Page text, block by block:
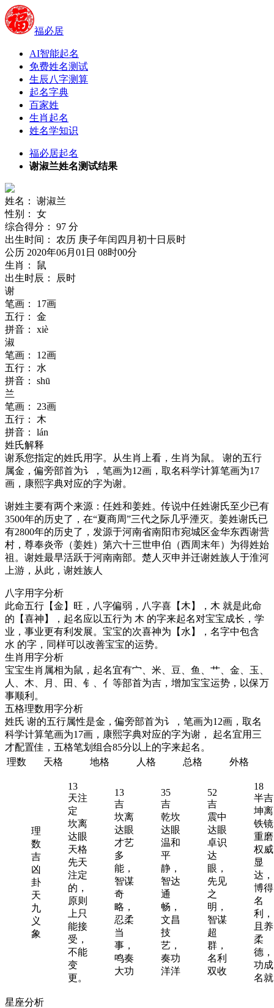
福必居
AI智能起名
免费姓名测试
生辰八字测算
起名字典
百家姓
生肖起名
姓名学知识
福必居起名
谢淑兰姓名测试结果
姓名：
谢淑兰
性别：
女
综合得分：
97 分
出生时间：
农历 庚子年闰四月初十日辰时
公历 2020年06月01日 08时00分
生肖：
鼠
出生时辰：
辰时
谢
笔画：
17画
五行：
金
拼音：
xiè
淑
笔画：
12画
五行：
水
拼音：
shū
兰
笔画：
23画
五行：
木
拼音：
lán
姓氏解释
谢系您指定的姓氏用字。从生肖上看，生肖为鼠。 谢的五行
属金 ，偏旁部首为讠，笔画为12画，取名科学计算笔画为17
画，康熙字典对应的字为谢。
谢姓主要有两个来源：任姓和姜姓。传说中任姓谢氏至少已有
3500年的历史了，在“夏商周”三代之际几乎湮灭。姜姓谢氏已
有2800年的历史了，发源于河南省南阳市宛城区金华东西谢营
村，尊奉炎帝（姜姓）第六十三世申伯（西周末年）为得姓始
祖。谢姓最早活跃于河南南部。楚人灭申并迁谢姓族人于淮河
上游，从此，谢姓族人
八字用字分析
此命五行【金】旺， 八字偏弱 ，八字喜【 木 】， 木 就是此命
的【喜神】，起名应以五行为 木 的字来起名对宝宝成长，学
业，事业更有利发展。宝宝的次喜神为【 水 】，名字中包含
水 的字，同样可以改善宝宝的运势。
生肖用字分析
宝宝生肖属相为鼠，起名宜有宀、米、豆、鱼、艹、金、玉、
人、木、月、田、钅、亻等部首为吉，增加宝宝运势，以保万
事顺利。
五格理数用字分析
姓氏 谢的五行属性是金 ，偏旁部首为讠，笔画为12画，取名
科学计算笔画为17画，康熙字典对应的字为谢 ， 起名宜用三
才配置佳，五格笔划组合85分以上的字来起名。
理数
天格 地格 人格 总格 外格
理
数
吉
凶
卦
天
九
义
象
13
天注
定
坎离
达眼
天格
先天
注定
的，
原则
上只
能接
受，
不能
变
更。
13
吉
坎离
达眼
才艺
多
能，
智谋
奇
略，
忍柔
当
事，
鸣奏
大功
35
吉
乾坎
达眼
温和
平
静，
智达
通
畅，
文昌
技
艺，
奏功
洋洋
52
吉
震中
达眼
卓识
达
眼，
先见
之
明，
智谋
超
群，
名利
双收
18
半吉
坤离
铁镜
重磨
权威
显
达，
博得
名
利，
且养
柔
德，
功成
名就
星座分析